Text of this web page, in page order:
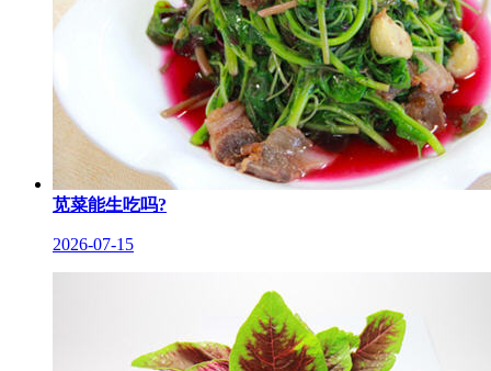
苋菜能生吃吗?
2026-07-15